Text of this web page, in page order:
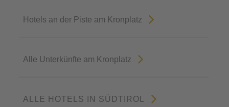
Hotels an der Piste am Kronplatz
Alle Unterkünfte am Kronplatz
ALLE HOTELS IN SÜDTIROL